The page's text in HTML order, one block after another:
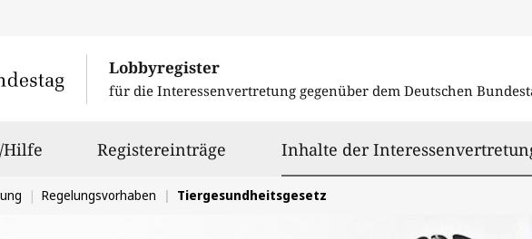
Lobbyregister
für die Interessenvertretung gegenüber dem Deutschen
Registereinträge Inhalte der
Regelungsvorhaben Tiergesundheitsgesetz